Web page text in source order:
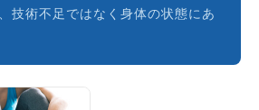
技術不足ではなく身体の状態にあ